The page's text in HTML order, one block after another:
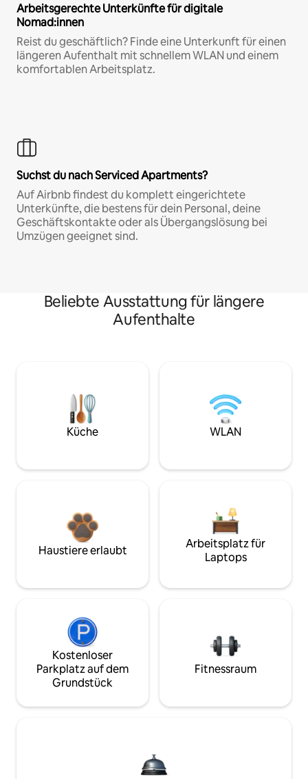
Arbeitsgerechte Unterkünfte für digitale
Nomad:innen
Reist du geschäftlich? Finde eine Unterkunft für einen
längeren Aufenthalt mit schnellem WLAN und einem
komfortablen Arbeitsplatz.
Suchst du nach Serviced Apartments?
Auf Airbnb findest du komplett eingerichtete
Unterkünfte, die bestens für dein Personal, deine
Geschäftskontakte oder als Übergangslösung bei
Umzügen geeignet sind.
Beliebte Ausstattung für längere
Aufenthalte
Küche WLAN
Haustiere erlaubt
Arbeitsplatz für
Laptops
Kostenloser
Parkplatz auf dem
Grundstück
Fitnessraum